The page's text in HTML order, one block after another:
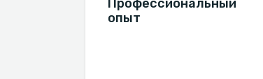
Профессиональный
опыт